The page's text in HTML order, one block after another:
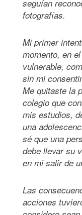
seguían
fotografías.
Mi primer
momento, en
vulnerable,
sin mi
Me quitaste la
colegio que
mis estudios,
una
sé que una
debe llevar su
en mi salir de
Las
acciones